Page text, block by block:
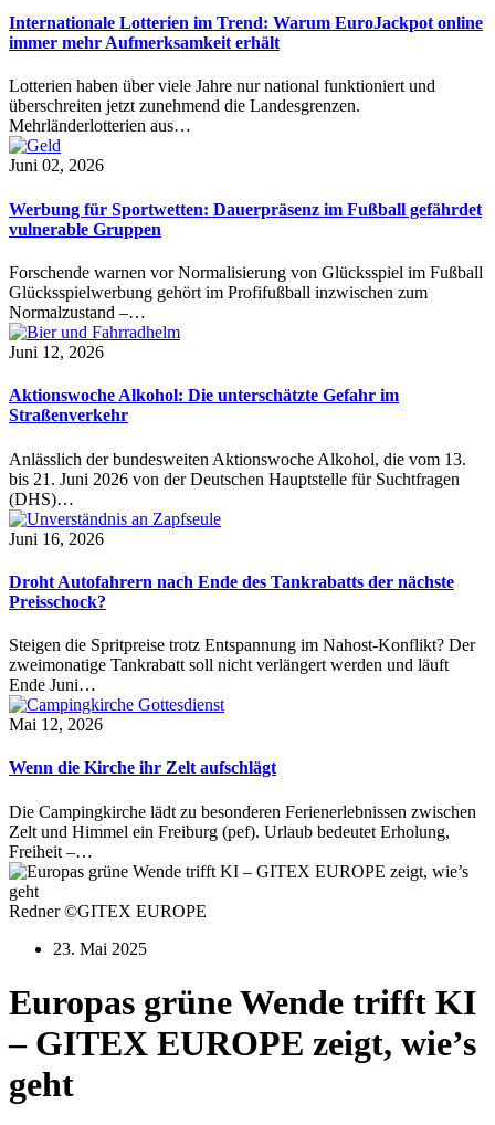
Internationale Lotterien im Trend: Warum EuroJackpot online
immer mehr Aufmerksamkeit erhält
Lotterien haben über viele Jahre nur national funktioniert und
überschreiten jetzt zunehmend die Landesgrenzen.
Mehrländerlotterien aus…
Juni 02, 2026
Werbung für Sportwetten: Dauerpräsenz im Fußball gefährdet
vulnerable Gruppen
Forschende warnen vor Normalisierung von Glücksspiel im Fußball
Glücksspielwerbung gehört im Profifußball inzwischen zum
Normalzustand –…
Juni 12, 2026
Aktionswoche Alkohol: Die unterschätzte Gefahr im
Straßenverkehr
Anlässlich der bundesweiten Aktionswoche Alkohol, die vom 13.
bis 21. Juni 2026 von der Deutschen Hauptstelle für Suchtfragen
(DHS)…
Juni 16, 2026
Droht Autofahrern nach Ende des Tankrabatts der nächste
Preisschock?
Steigen die Spritpreise trotz Entspannung im Nahost-Konflikt? Der
zweimonatige Tankrabatt soll nicht verlängert werden und läuft
Ende Juni…
Mai 12, 2026
Wenn die Kirche ihr Zelt aufschlägt
Die Campingkirche lädt zu besonderen Ferienerlebnissen zwischen
Zelt und Himmel ein Freiburg (pef). Urlaub bedeutet Erholung,
Freiheit –…
Redner ©GITEX EUROPE
23. Mai 2025
Europas grüne Wende trifft KI
– GITEX EUROPE zeigt, wie’s
geht